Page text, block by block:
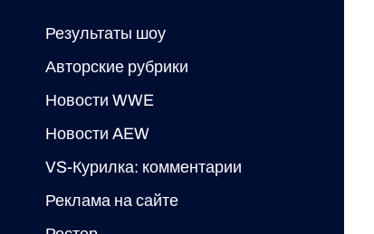
Результаты шоу
Авторские рубрики
Новости WWE
Новости AEW
VS-Курилка: комментарии
Реклама на сайте